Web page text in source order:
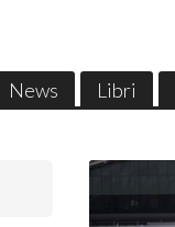
News Libri